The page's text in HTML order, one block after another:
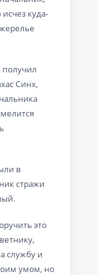
исчез куда-
получил
Синх,
в
стражи
это
службу и
умом, но